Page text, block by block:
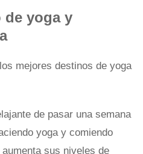
de yoga y
de pasar una semana
yoga y comiendo
sus niveles de